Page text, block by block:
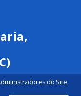
do Site